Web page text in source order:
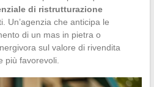
di ristrutturazione
Un’agenzia che anticipa le
di un mas in pietra o
sul valore di rivendita
più favorevoli.